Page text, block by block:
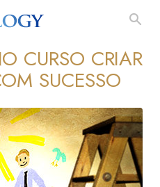
CURSO CRIAR
SUCESSO